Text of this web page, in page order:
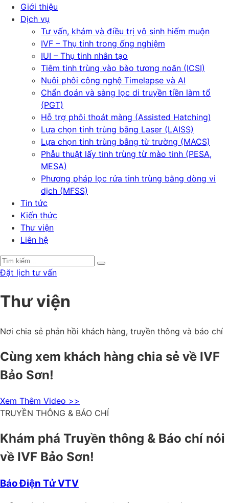
Giới thiệu
Dịch vụ
Tư vấn, khám và điều trị vô sinh hiếm muộn
IVF – Thụ tinh trong ống nghiệm
IUI – Thụ tinh nhân tạo
Tiêm tinh trùng vào bào tương noãn (ICSI)
Nuôi phôi công nghệ Timelapse và AI
Chẩn đoán và sàng lọc di truyền tiền làm tổ
(PGT)
Hỗ trợ phôi thoát màng (Assisted Hatching)
Lựa chọn tinh trùng bằng Laser (LAISS)
Lựa chọn tinh trùng bằng từ trường (MACS)
Phẫu thuật lấy tinh trùng từ mào tinh (PESA,
MESA)
Phương pháp lọc rửa tinh trùng bằng dòng vi
dịch (MFSS)
Tin tức
Kiến thức
Thư viện
Liên hệ
Đặt lịch tư vấn
Thư viện
Nơi chia sẻ phản hồi khách hàng, truyền thông và báo chí
Cùng xem khách hàng chia sẻ về IVF
Bảo Sơn!
Xem Thêm Video >>
TRUYỀN THÔNG & BÁO CHÍ
Khám phá Truyền thông & Báo chí nói
về IVF Bảo Sơn!
Báo Điện Tử VTV